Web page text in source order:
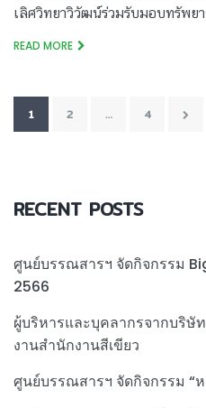
เลิศวิทยาวิวัฒน์ร่วมรับมอบทรัพย
READ MORE
Posts
1 2 … 4
RECENT POSTS
ศูนย์บรรณสารฯ จัดกิจกรรม
2566
ผู้บริหารและบุคลากรจากบริษั
งานสำนักงานสีเขียว
ศูนย์บรรณสารฯ จัดกิจกรรม “